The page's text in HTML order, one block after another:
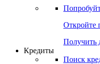
Откройте
Получить
Кредиты
Поиск